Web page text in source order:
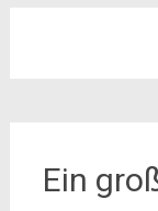
Ein